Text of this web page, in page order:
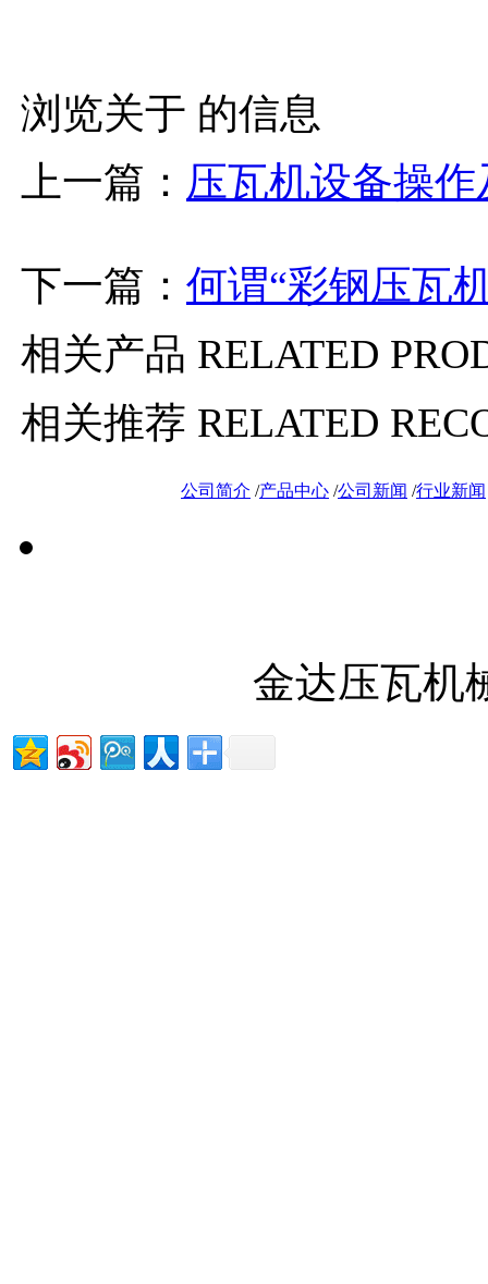
浏览关于 的信息
上一篇： 压瓦机设备操
下一篇： 何谓“彩钢压瓦
相关产品 RELATED
相关推荐 RELATED
公司简介 /产品中心 /公司新闻 /行业新闻
金达压瓦机